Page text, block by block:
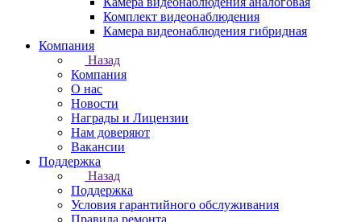
Комплект видеонаблюдения
Камера видеонаблюдения гибридная
Компания
Назад
Компания
О нас
Новости
Награды и Лицензии
Нам доверяют
Вакансии
Поддержка
Назад
Поддержка
Условия гарантийного обслуживания
Правила ремонта